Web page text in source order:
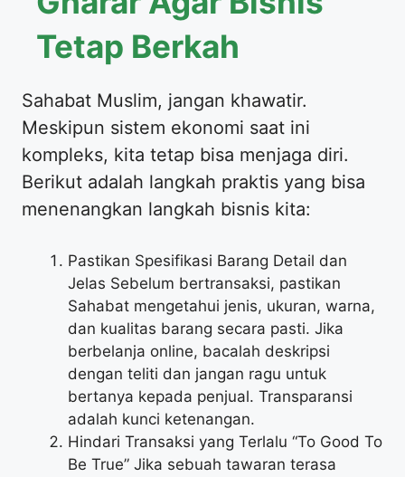
Tetap Berkah
Sahabat Muslim, jangan khawatir.
Meskipun sistem ekonomi saat ini
kompleks, kita tetap bisa menjaga diri.
Berikut adalah langkah praktis yang bisa
menenangkan langkah bisnis kita:
Pastikan Spesifikasi Barang Detail dan
Jelas Sebelum bertransaksi, pastikan
Sahabat mengetahui jenis, ukuran, warna,
dan kualitas barang secara pasti. Jika
berbelanja online, bacalah deskripsi
dengan teliti dan jangan ragu untuk
bertanya kepada penjual. Transparansi
adalah kunci ketenangan.
Hindari Transaksi yang Terlalu “To Good To
Be True” Jika sebuah tawaran terasa